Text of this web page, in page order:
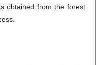
obtained from the forest